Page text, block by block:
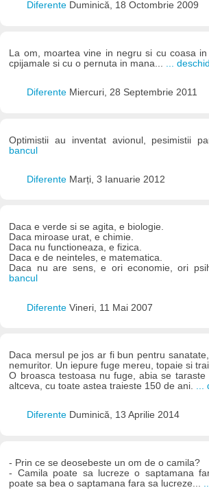
Diferente Duminică, 18 Octombrie 2009
La om, moartea vine in negru si cu coasa
cpijamale si cu o pernuta in mana...
...
Diferente Miercuri, 28 Septembrie 2011
Optimistii au inventat avionul, pesimistii
bancul
Diferente Marți, 3 Ianuarie 2012
Daca e verde si se agita, e biologie.
Daca miroase urat, e chimie.
Daca nu functioneaza, e fizica.
Daca e de neinteles, e matematica.
Daca nu are sens, e ori economie, ori
bancul
Diferente Vineri, 11 Mai 2007
Daca mersul pe jos ar fi bun pentru
nemuritor. Un iepure fuge mereu, topaie si
O broasca testoasa nu fuge, abia se
altceva, cu toate astea traieste 150 de ani. ...
Diferente Duminică, 13 Aprilie 2014
- Prin ce se deosebeste un om de o camila?
- Camila poate sa lucreze o saptamana
poate sa bea o saptamana fara sa lucreze...